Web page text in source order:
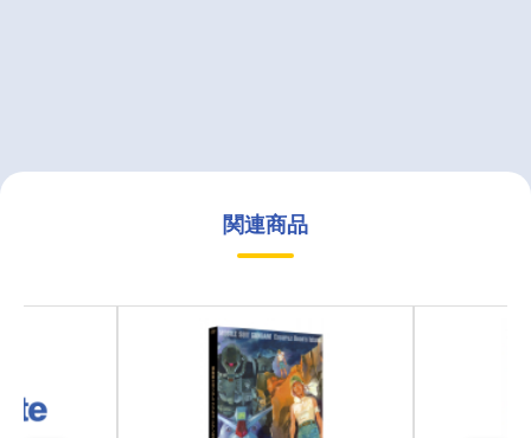
関連商品